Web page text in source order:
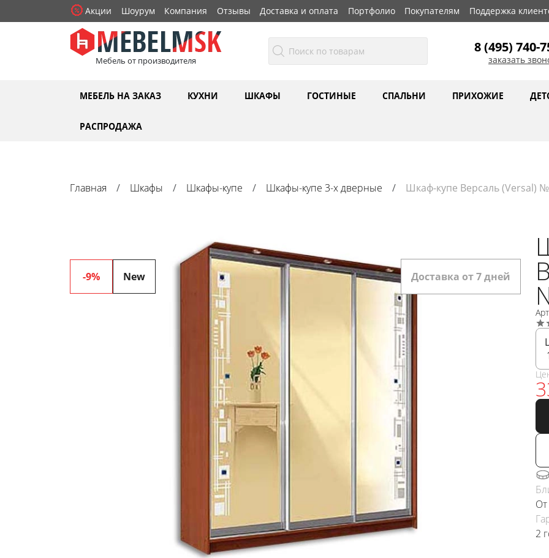
Акции Шоурум Компания Отзывы Доставка и оплата Портфолио Покупателям Поддержка
Мебель от производителя
8 (495) 740-
заказать
МЕБЕЛЬ НА ЗАКАЗ КУХНИ ШКАФЫ ГОСТИНЫЕ СПАЛЬНИ ПРИХОЖИЕ
РАСПРОДАЖА
Главная Шкафы Шкафы-купе Шкафы-купе 3-х дверные Шкаф-купе Версаль (Versal)
-9% New Доставка от 7 дней
2